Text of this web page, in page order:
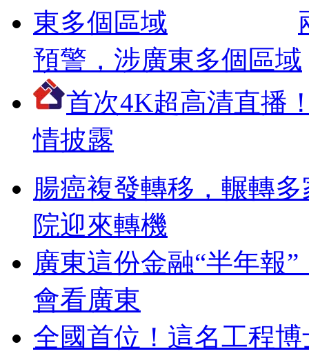
預警，涉廣東多個區域
首次4K超高清直播
情披露
腸癌複發轉移，輾轉
院迎來轉機
廣東這份金融“半年報
會看廣東
全國首位！這名工程